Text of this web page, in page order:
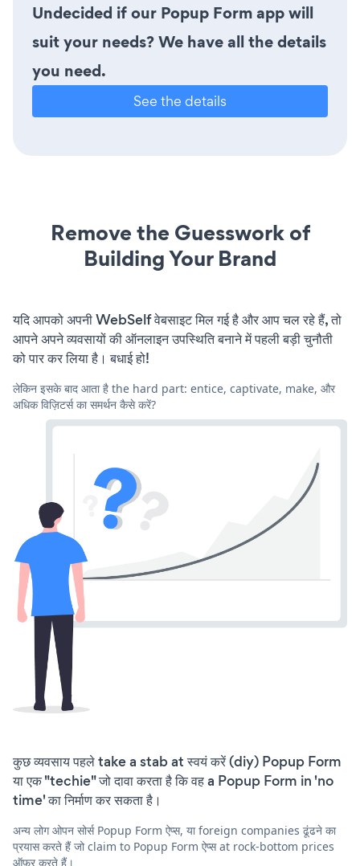
Undecided if our Popup Form app will
suit your needs? We have all the details
you need.
See the details
Remove the Guesswork of
Building Your Brand
यदि आपको अपनी WebSelf वेबसाइट मिल गई है और आप चल रहे हैं, तो
आपने अपने व्यवसायों की ऑनलाइन उपस्थिति बनाने में पहली बड़ी चुनौती
को पार कर लिया है। बधाई हो!
लेकिन इसके बाद आता है the hard part: entice, captivate, make, और
अधिक विज़िटर्स का समर्थन कैसे करें?
कुछ व्यवसाय पहले take a stab at स्वयं करें (diy) Popup Form
या एक "techie" जो दावा करता है कि वह a Popup Form in 'no
time' का निर्माण कर सकता है।
अन्य लोग ओपन सोर्स Popup Form ऐप्स, या foreign companies ढूंढने का
प्रयास करते हैं जो claim to Popup Form ऐप्स at rock-bottom prices
ऑफ़र करते हैं।